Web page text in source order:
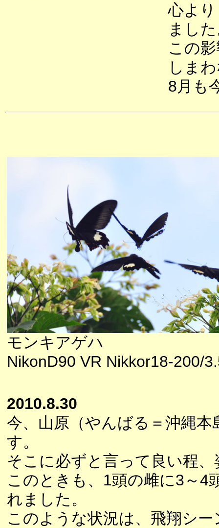
心よ
まし
この
しま
8月も
モンキアゲハ
NikonD90 VR Nikkor18-200/
2010.8.30
今、山原（やんばる＝沖縄
す。
そこに必ずと言って良い程
このときも、1頭の雌に3～4
れました。
このような状況は、飛翔シ